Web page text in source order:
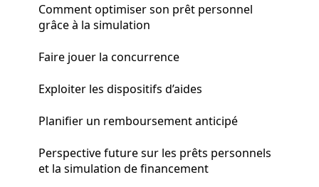
Comment optimiser son prêt personnel
grâce à la simulation
Faire jouer la concurrence
Exploiter les dispositifs d’aides
Planifier un remboursement anticipé
Perspective future sur les prêts personnels
et la simulation de financement